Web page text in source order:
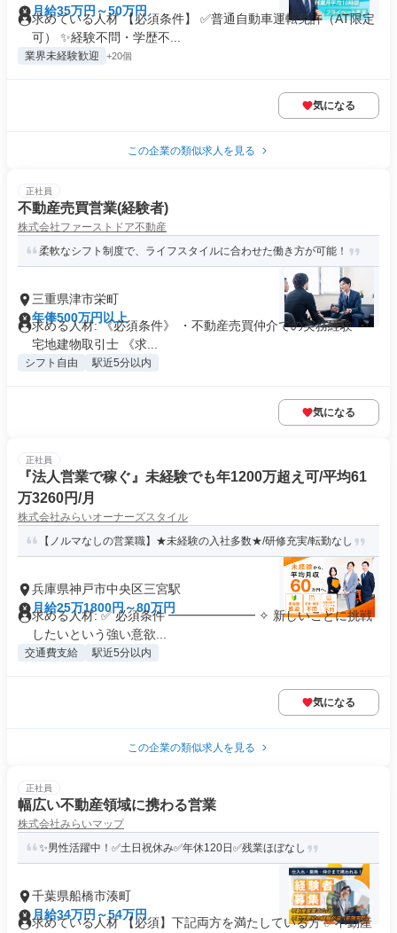
月給35万円～50万円
求めている人材 【必須条件】 ✅普通自動車運転免許（AT限定
可） ✨経験不問・学歴不...
業界未経験歓迎 +20個
気になる
この企業の類似求人を見る
正社員
不動産売買営業(経験者)
株式会社ファーストドア不動産
柔軟なシフト制度で、ライフスタイルに合わせた働き方が可能！
三重県津市栄町
年俸500万円以上
求める人材: 《必須条件》 ・不動産売買仲介での実務経験 ・
宅地建物取引士 《求...
シフト自由 駅近5分以内
気になる
正社員
『法人営業で稼ぐ』未経験でも年1200万超え可/平均61
万3260円/月
株式会社みらいオーナーズスタイル
【ノルマなしの営業職】★未経験の入社多数★/研修充実/転勤なし
兵庫県神戸市中央区三宮駅
月給25万1800円～80万円
求める人材: ✅ 必須条件 ━━━━━━━ ✧ 新しいことに挑戦
したいという強い意欲...
交通費支給 駅近5分以内
気になる
この企業の類似求人を見る
正社員
幅広い不動産領域に携わる営業
株式会社みらいマップ
✨男性活躍中！✅土日祝休み✅年休120日✅残業ほぼなし
千葉県船橋市湊町
月給34万円～54万円
求めている人材 【必須】下記両方を満たしている方 ✅不動産